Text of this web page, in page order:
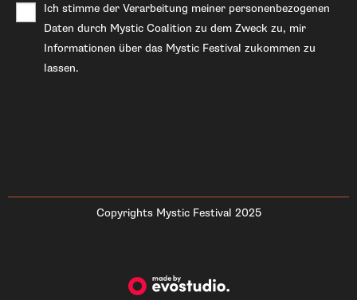
Ich stimme der Verarbeitung meiner personenbezogenen
Daten durch Mystic Coalition zu dem Zweck zu, mir
Informationen über das Mystic Festival zukommen zu
lassen.
Copyrights Mystic Festival 2025